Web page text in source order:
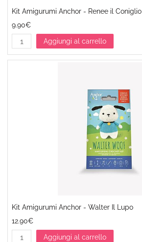
Kit Amigurumi Anchor - Renee il Coniglio
9.90€
Aggiungi al carrello
Kit Amigurumi Anchor - Walter Il Lupo
12.90€
Aggiungi al carrello